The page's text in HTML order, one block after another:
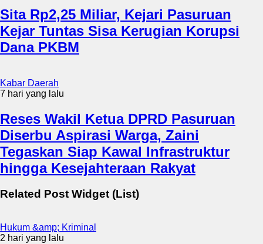
Sita Rp2,25 Miliar, Kejari Pasuruan
Kejar Tuntas Sisa Kerugian Korupsi
Dana PKBM
Kabar Daerah
7 hari yang lalu
Reses Wakil Ketua DPRD Pasuruan
Diserbu Aspirasi Warga, Zaini
Tegaskan Siap Kawal Infrastruktur
hingga Kesejahteraan Rakyat
Related Post Widget (List)
Hukum &amp; Kriminal
2 hari yang lalu